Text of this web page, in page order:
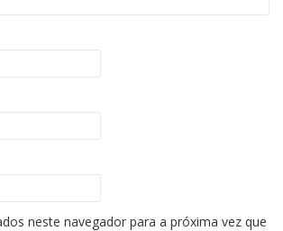
neste navegador para a próxima vez que